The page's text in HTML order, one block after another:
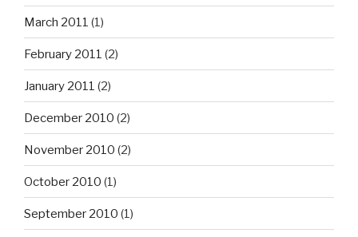
March 2011 (1)
February 2011 (2)
January 2011 (2)
December 2010 (2)
November 2010 (2)
October 2010 (1)
September 2010 (1)